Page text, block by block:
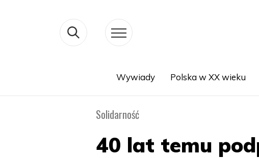
Wywiady Polska w XX wieku
Solidarność
40 lat temu